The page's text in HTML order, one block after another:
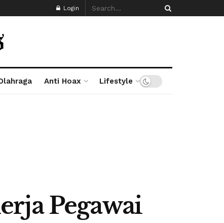
Login
Anti Hoax Lifestyle
Pegawai